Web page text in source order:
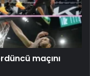
maçını